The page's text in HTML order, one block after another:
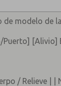
modelo de
Puerto] [Alivio]
/ Relieve | |